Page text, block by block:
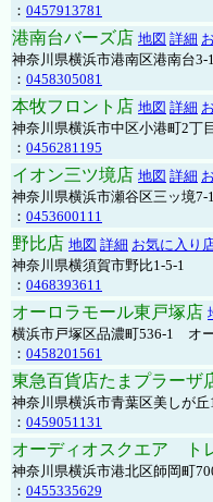
： 0457913781
港南台バーズ店 地図 詳細
神奈川県横浜市港南区港南台3-
： 0458305081
本牧フロント店 地図 詳細
神奈川県横浜市中区小港町2
： 0456281195
イオン三ツ境店 地図 詳細
神奈川県横浜市瀬谷区三ッ境7-
： 0453600111
野比店 地図 詳細 お気に入り
神奈川県横須賀市野比1-5-1
： 0468393611
オーロラモール東戸塚店
横浜市戸塚区品濃町536-1 オ
： 0458201561
東急百貨店たまプラーザ
神奈川県横浜市青葉区美しが
： 0459051131
オーディオスクエア ト
神奈川県横浜市港北区師岡町
： 0455335629